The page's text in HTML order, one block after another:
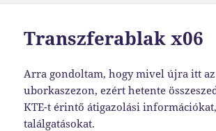
Transzferablak x06
Arra gondoltam, hogy mivel újra itt az
uborkaszezon, ezért hetente
KTE-t érintő átigazolási
találgatásokat.